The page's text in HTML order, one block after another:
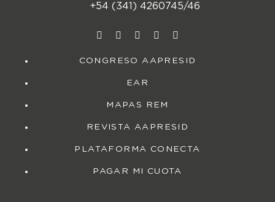
+54 (341) 4260745/46
CONGRESO AAPRESID
EAR
MAPAS REM
REVISTA AAPRESID
PLATAFORMA CONECTA
PAGAR MI CUOTA